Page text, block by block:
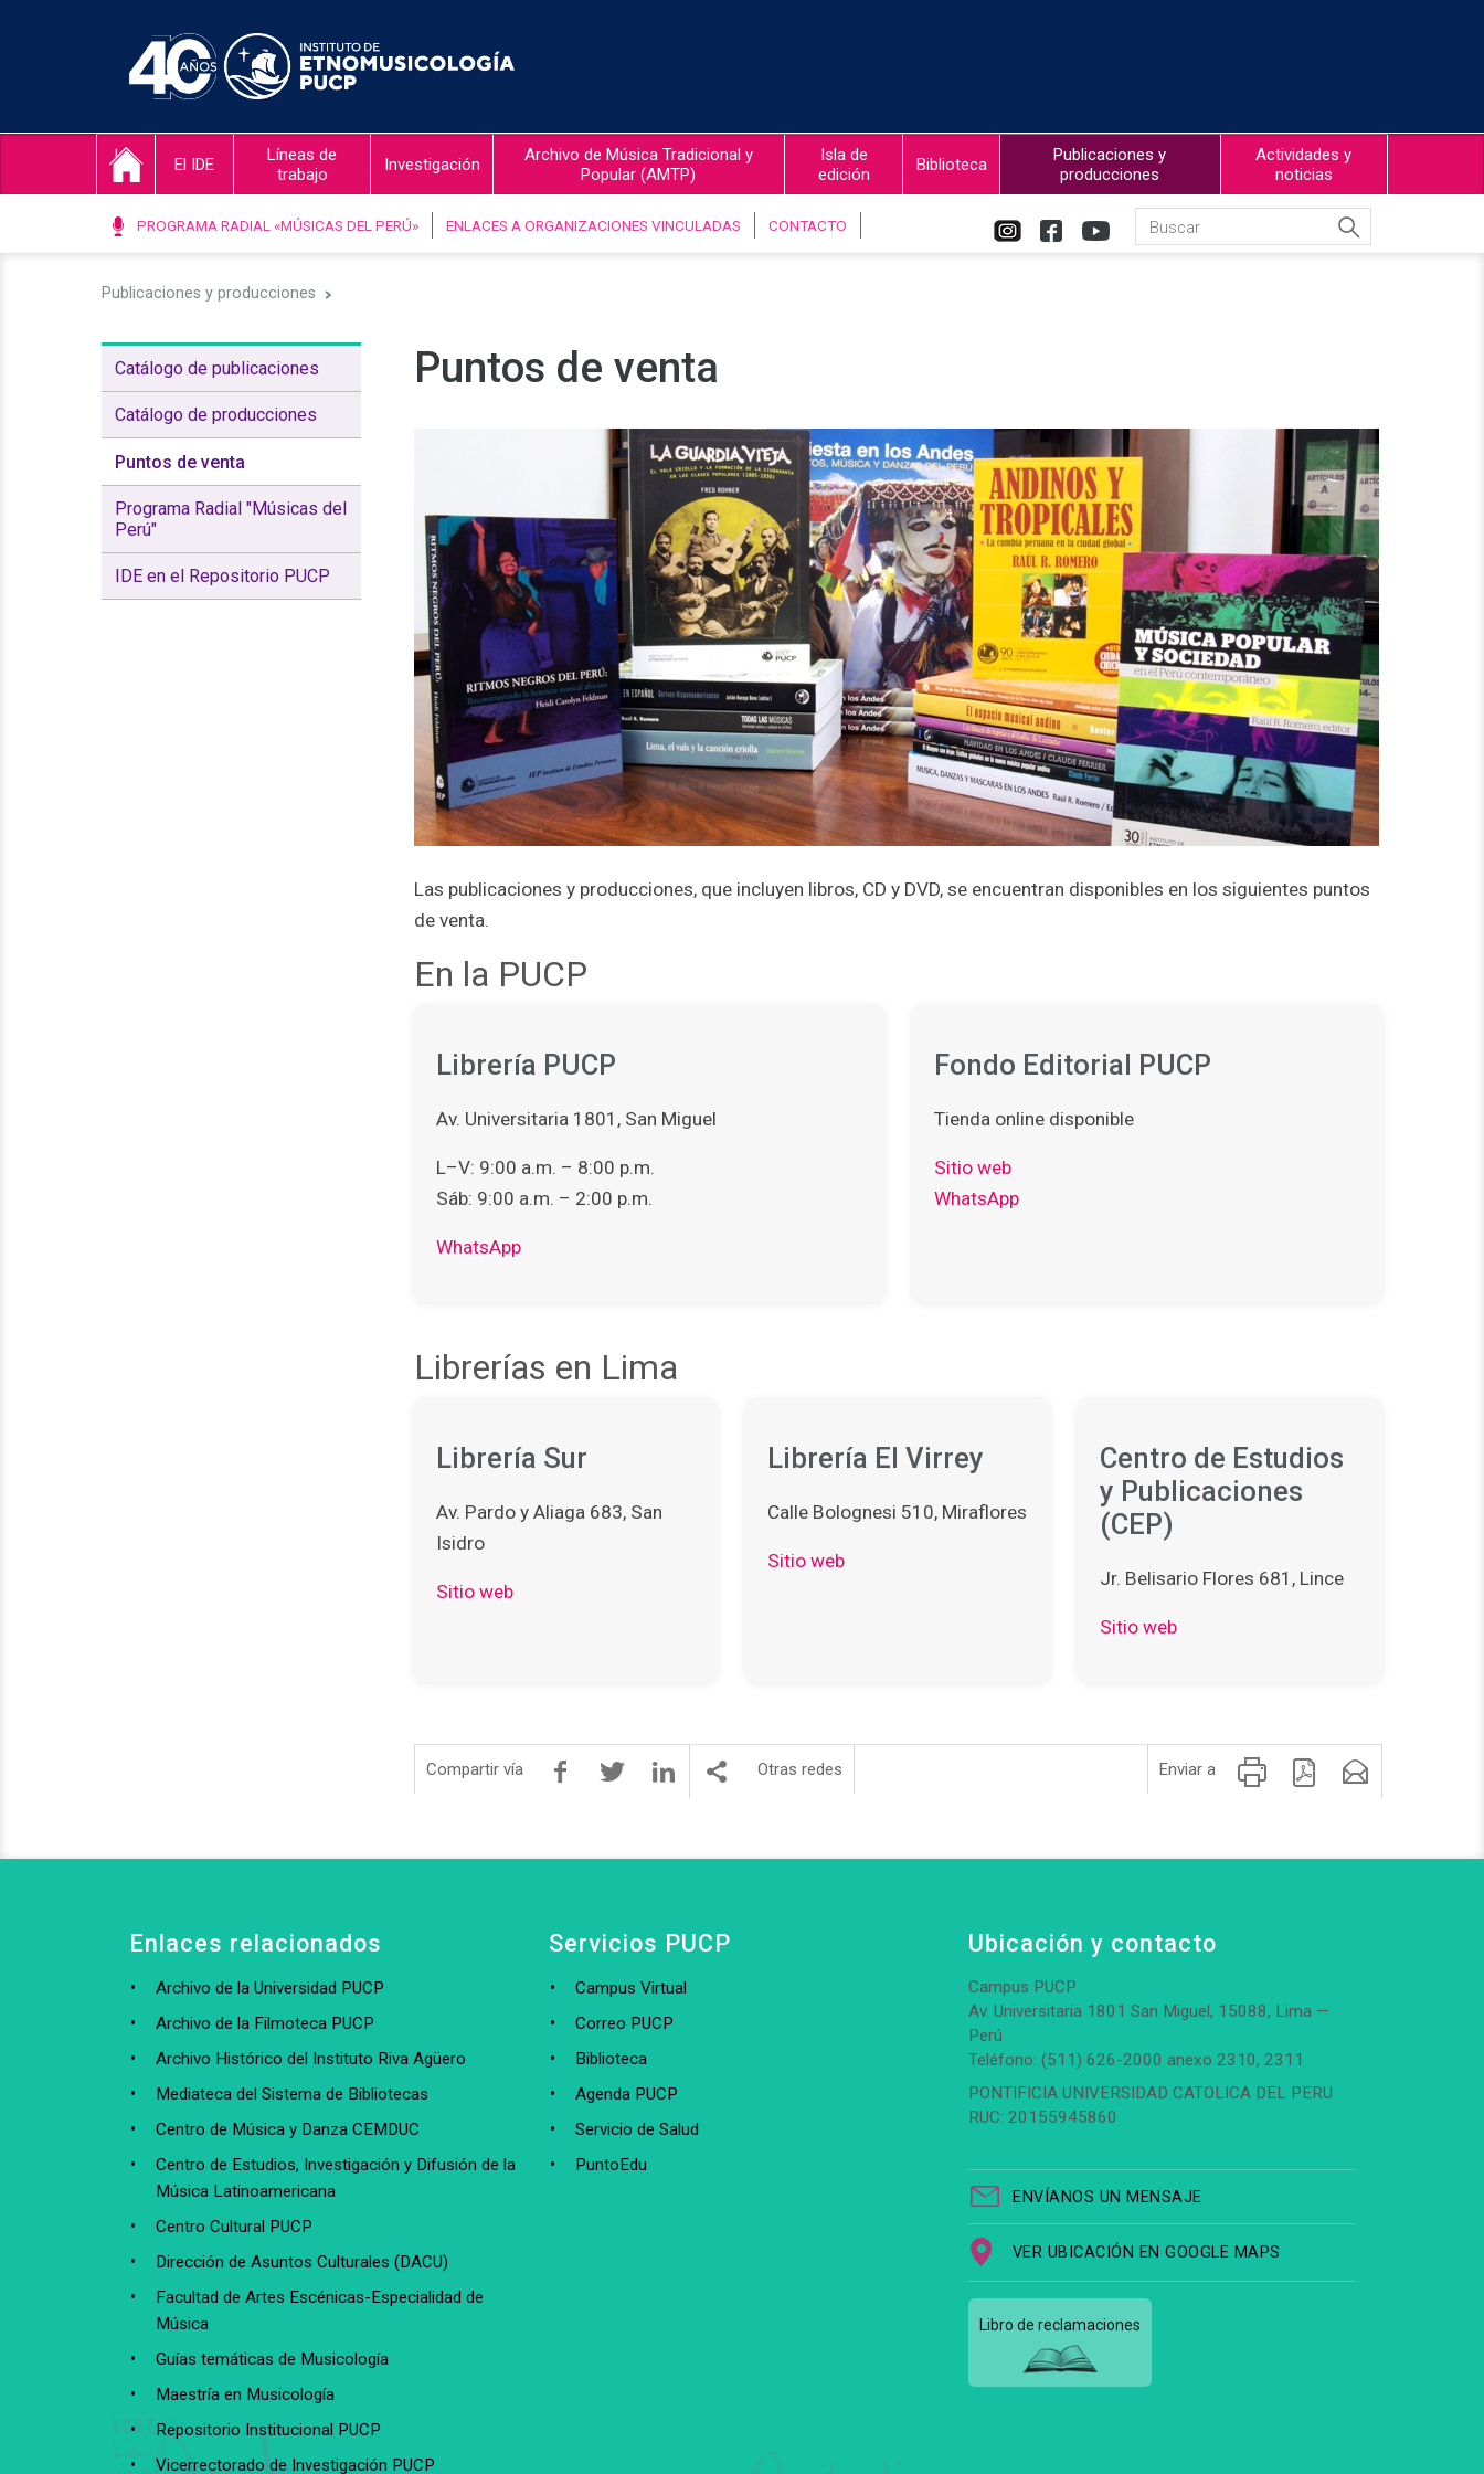
El IDE
Líneas de
trabajo
Investigación
Archivo de Música Tradicional y
Popular (AMTP)
Isla de
edición
Biblioteca
Publicaciones y
producciones
Actividades y
noticias
PROGRAMA RADIAL «MÚSICAS DEL PERÚ» ENLACES A ORGANIZACIONES VINCULADAS CONTACTO
Publicaciones y producciones
Catálogo de publicaciones
Catálogo de producciones
Puntos de venta
Programa Radial "Músicas del
Perú"
IDE en el Repositorio PUCP
Puntos de venta
Las publicaciones y producciones, que incluyen libros, CD y DVD, se encuentran disponibles en los siguientes puntos
de venta.
En la PUCP
Librería PUCP
Av. Universitaria 1801, San Miguel
L–V: 9:00 a.m. – 8:00 p.m.
Sáb: 9:00 a.m. – 2:00 p.m.
WhatsApp
Fondo Editorial PUCP
Tienda online disponible
Sitio web
WhatsApp
Librerías en Lima
Librería Sur
Av. Pardo y Aliaga 683, San
Isidro
Sitio web
Librería El Virrey
Calle Bolognesi 510, Miraflores
Sitio web
Centro de Estudios
y Publicaciones
(CEP)
Jr. Belisario Flores 681, Lince
Sitio web
Compartir vía Otras redes Enviar a
Enlaces relacionados
Archivo de la Universidad PUCP
Archivo de la Filmoteca PUCP
Archivo Histórico del Instituto Riva Agüero
Mediateca del Sistema de Bibliotecas
Centro de Música y Danza CEMDUC
Centro de Estudios, Investigación y Difusión de la
Música Latinoamericana
Centro Cultural PUCP
Dirección de Asuntos Culturales (DACU)
Facultad de Artes Escénicas-Especialidad de
Música
Guías temáticas de Musicología
Maestría en Musicología
Repositorio Institucional PUCP
Vicerrectorado de Investigación PUCP
Servicios PUCP
Campus Virtual
Correo PUCP
Biblioteca
Agenda PUCP
Servicio de Salud
PuntoEdu
Ubicación y contacto
Campus PUCP
Av. Universitaria 1801 San Miguel, 15088, Lima —
Perú
Teléfono: (511) 626-2000 anexo 2310, 2311
PONTIFICIA UNIVERSIDAD CATOLICA DEL PERU
RUC: 20155945860
ENVÍANOS UN MENSAJE
VER UBICACIÓN EN GOOGLE MAPS
Libro de reclamaciones